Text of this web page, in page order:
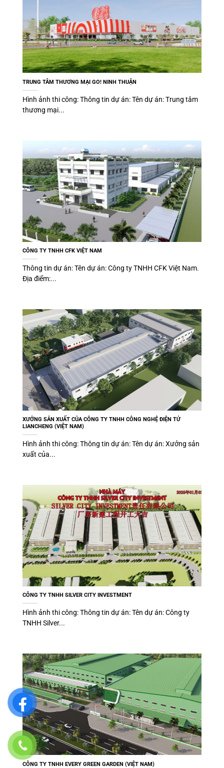
TRUNG TÂM THƯƠNG MẠI GO! NINH THUẬN
Hình ảnh thi công: Thông tin dự án: Tên dự án: Trung tâm
thương mại...
CÔNG TY TNHH CFK VIỆT NAM
Thông tin dự án: Tên dự án: Công ty TNHH CFK Việt Nam.
Địa điểm:...
XƯỞNG SẢN XUẤT CỦA CÔNG TY TNHH CÔNG NGHỆ ĐIỆN TỬ
LIANCHENG (VIỆT NAM)
Hình ảnh thi công: Thông tin dự án: Tên dự án: Xưởng sản
xuất của...
CÔNG TY TNHH SILVER CITY INVESTMENT
Hình ảnh thi công: Thông tin dự án: Tên dự án: Công ty
TNHH Silver...
CÔNG TY TNHH EVERY GREEN GARDEN (VIỆT NAM)